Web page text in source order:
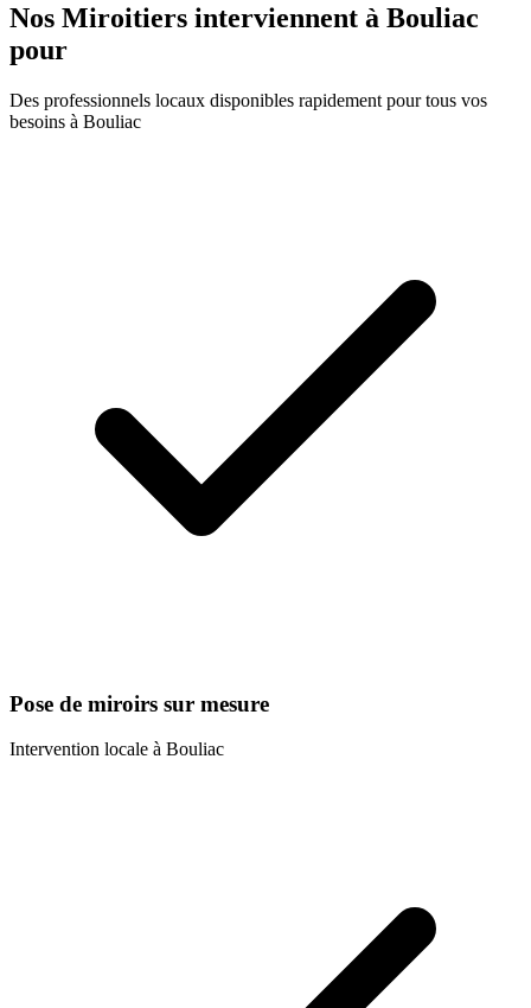
Nos Miroitiers interviennent à Bouliac
pour
Des professionnels locaux disponibles rapidement pour tous vos
besoins à Bouliac
Pose de miroirs sur mesure
Intervention locale à Bouliac